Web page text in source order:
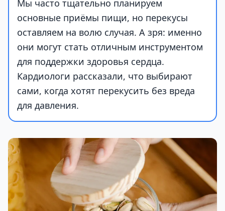
Мы часто тщательно планируем
основные приёмы пищи, но перекусы
оставляем на волю случая. А зря: именно
они могут стать отличным инструментом
для поддержки здоровья сердца.
Кардиологи рассказали, что выбирают
сами, когда хотят перекусить без вреда
для давления.